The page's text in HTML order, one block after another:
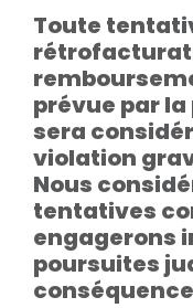
Toute
prévue par
sera
violation
Nous
tentatives
engagerons
poursuites